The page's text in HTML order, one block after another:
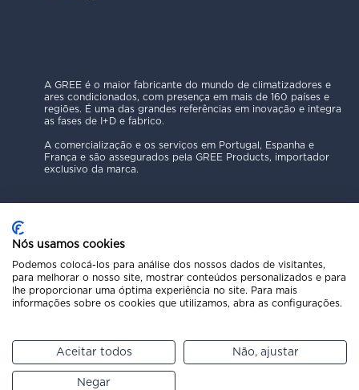
Pede um orçamento
A GREE é o maior fabricante do mundo de climatizadores e
ares condicionados, com presença em mais de 160 países e
regiões. É uma das grandes referências em inovação e integra
as fases de I+D e fabrico.
A comercialização e os serviços em Portugal, Espanha e
França e são assegurados pela GREE Products, importador
exclusivo da marca.
Política de Privacidade
Aviso Legal
Código Ético
Canal de Denúncias
Copyright © 2025 GREE Products
Nós usamos cookies
Podemos colocá-los para análise dos nossos dados de visitantes,
para melhorar o nosso site, mostrar conteúdos personalizados e para
lhe proporcionar uma óptima experiência no site. Para mais
informações sobre os cookies que utilizamos, abra as configurações.
Aceitar todos Não, ajustar
Negar